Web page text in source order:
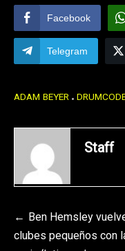
Facebook
Telegram
ADAM BEYER
Staff
Navegación
Ben Hemsley
clubes pequeños con